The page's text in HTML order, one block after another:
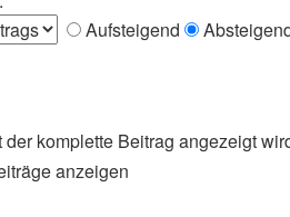
Aufsteigend
komplette Beitrag angezeigt
anzeigen